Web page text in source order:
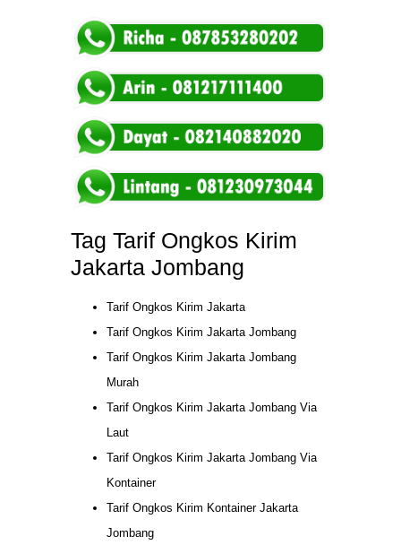
Tag Tarif Ongkos Kirim
Jakarta Jombang
Tarif Ongkos Kirim Jakarta
Tarif Ongkos Kirim Jakarta Jombang
Tarif Ongkos Kirim Jakarta Jombang
Murah
Tarif Ongkos Kirim Jakarta Jombang Via
Laut
Tarif Ongkos Kirim Jakarta Jombang Via
Kontainer
Tarif Ongkos Kirim Kontainer Jakarta
Jombang